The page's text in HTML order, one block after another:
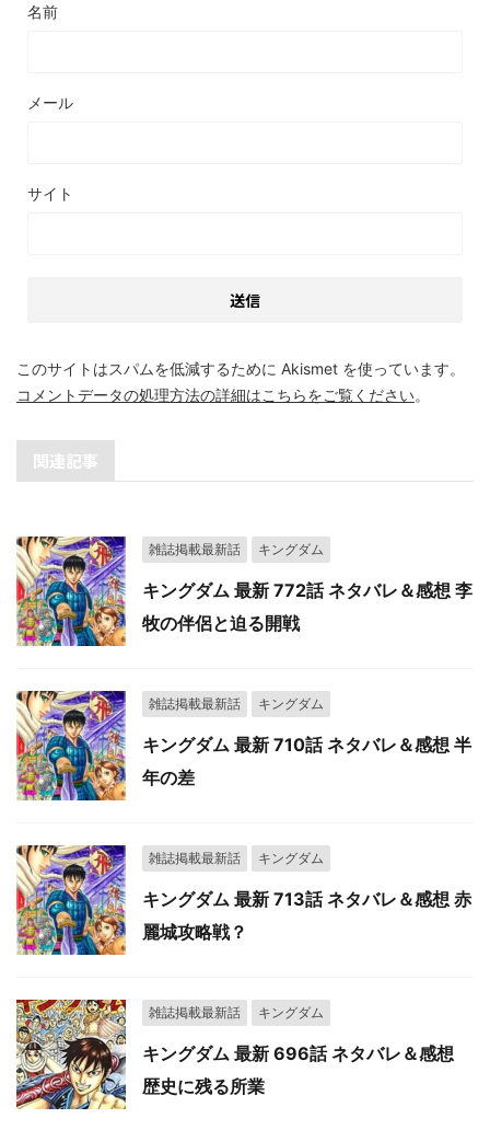
名前
メール
サイト
このサイトはスパムを低減するために Akismet を使っています。
コメントデータの処理方法の詳細はこちらをご覧ください。
関連記事
雑誌掲載最新話 キングダム
キングダム 最新 772話 ネタバレ＆感想 李
牧の伴侶と迫る開戦
雑誌掲載最新話 キングダム
キングダム 最新 710話 ネタバレ＆感想 半
年の差
雑誌掲載最新話 キングダム
キングダム 最新 713話 ネタバレ＆感想 赤
麗城攻略戦？
雑誌掲載最新話 キングダム
キングダム 最新 696話 ネタバレ＆感想
歴史に残る所業